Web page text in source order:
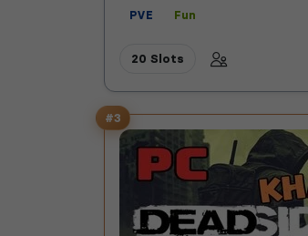
PVE Fun
20 Slots
#3